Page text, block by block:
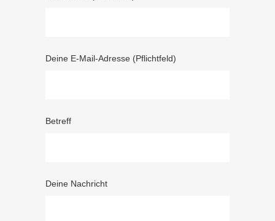
Deine E-Mail-Adresse (Pflichtfeld)
Betreff
Deine Nachricht